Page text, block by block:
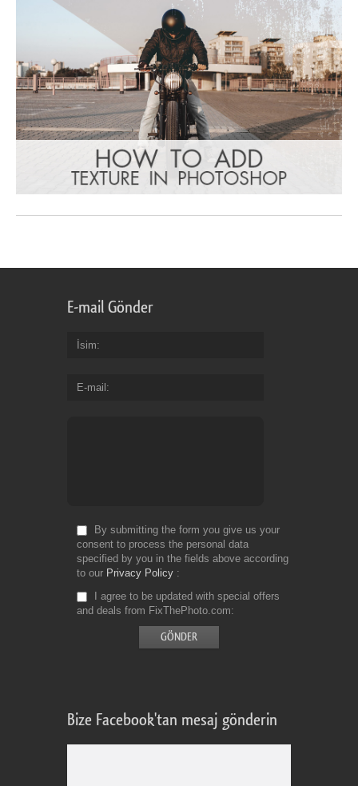
E-mail Gönder
İsim
E-mail
By submitting the form you give us your
consent to process the personal data
specified by you in the fields above according
to our Privacy Policy
I agree to be updated with special offers
and deals from FixThePhoto.com
Bize Facebook'tan mesaj gönderin